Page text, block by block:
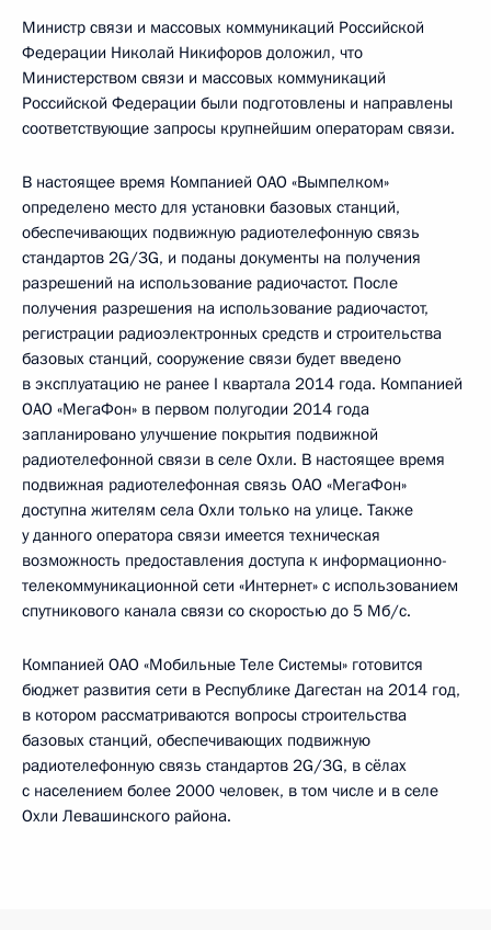
Министр связи и массовых коммуникаций Российской
Федерации Николай Никифоров доложил, что
Министерством связи и массовых коммуникаций
Российской Федерации были подготовлены и направлены
соответствующие запросы крупнейшим операторам связи.
В настоящее время Компанией ОАО «Вымпелком»
определено место для установки базовых станций,
обеспечивающих подвижную радиотелефонную связь
стандартов 2G/3G, и поданы документы на получения
разрешений на использование радиочастот. После
получения разрешения на использование радиочастот,
регистрации радиоэлектронных средств и строительства
базовых станций, сооружение связи будет введено
в эксплуатацию не ранее I квартала 2014 года. Компанией
ОАО «МегаФон» в первом полугодии 2014 года
запланировано улучшение покрытия подвижной
радиотелефонной связи в селе Охли. В настоящее время
подвижная радиотелефонная связь ОАО «МегаФон»
доступна жителям села Охли только на улице. Также
у данного оператора связи имеется техническая
возможность предоставления доступа к информационно-
телекоммуникационной сети «Интернет» с использованием
спутникового канала связи со скоростью до 5 Мб/с.
Компанией ОАО «Мобильные Теле Системы» готовится
бюджет развития сети в Республике Дагестан на 2014 год,
в котором рассматриваются вопросы строительства
базовых станций, обеспечивающих подвижную
радиотелефонную связь стандартов 2G/3G, в сёлах
с населением более 2000 человек, в том числе и в селе
Охли Левашинского района.